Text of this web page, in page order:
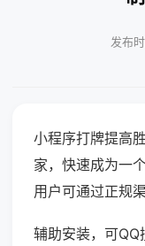
发布
小程序打牌提高
家，快速成为一
用户可通过正规
辅助安装，可